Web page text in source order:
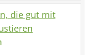
die gut mit